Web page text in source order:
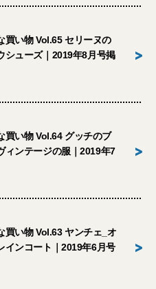
買い物 Vol.65 セリーヌの
シューズ｜2019年8月号掲
>
買い物 Vol.64 グッチのブ
ィンテージの服｜2019年7
>
買い物 Vol.63 ヤンチェ_オ
インコート｜2019年6月号
>